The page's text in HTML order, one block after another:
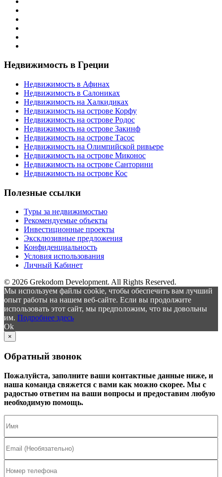
Недвижимость в Греции
Недвижимость в Афинах
Недвижимость в Салониках
Недвижимость на Халкидиках
Недвижимость на острове Корфу
Недвижимость на острове Родос
Недвижимость на острове Закинф
Недвижимость на острове Тасос
Недвижимость на Олимпийской ривьере
Недвижимость на острове Миконос
Недвижимость на острове Санторини
Недвижимость на острове Кос
Полезные ссылки
Туры за недвижимостью
Рекомендуемые объекты
Инвестиционные проекты
Эксклюзивные предложения
Конфиденциальность
Условия использования
Личный Кабинет
© 2026 Grekodom Development. All Rights Reserved.
Мы используем файлы cookie, чтобы обеспечить вам лучший
опыт работы на нашем веб-сайте. Если вы продолжите
использовать этот сайт, мы предположим, что вы довольны
им. Подробнее здесь
Ok
×
Обратный звонок
Пожалуйста, заполните ваши контактные данные ниже, и
наша команда свяжется с вами как можно скорее. Мы с
радостью ответим на ваши вопросы и предоставим любую
необходимую помощь.